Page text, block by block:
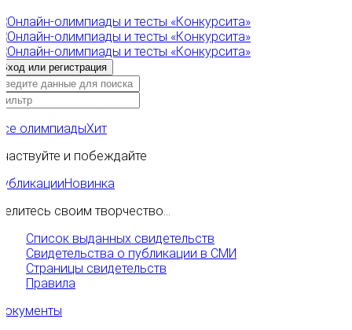
олимпиадыХит
и побеждайте
Новинка
своим творчество...
Список выданных свидетельств
Свидетельства о публикации в СМИ
Страницы свидетельств
Правила